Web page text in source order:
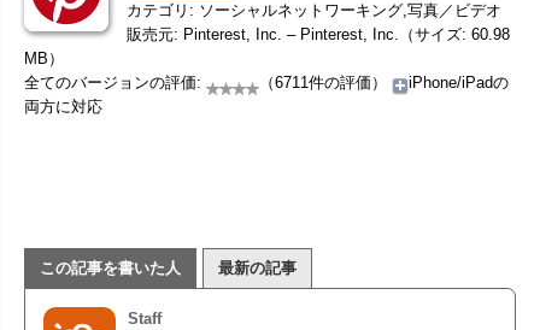
カテゴリ: ソーシャルネットワーキング,写真／ビデオ
販売元: Pinterest, Inc. – Pinterest, Inc.（サイズ: 60.98
MB）
全てのバージョンの評価:
（6711件の評価）
iPhone/iPadの
両方に対応
この記事を書いた人 最新の記事
Staff